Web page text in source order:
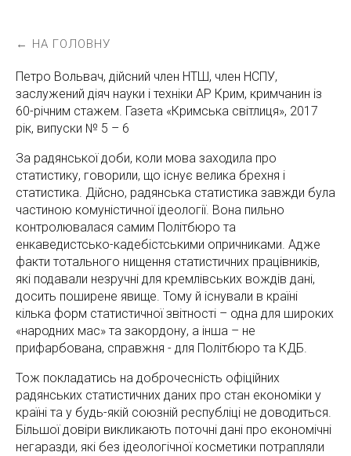
← НА ГОЛОВНУ
Петро Вольвач, дійсний член НТШ, член НСПУ,
заслужений діяч науки і техніки АР Крим, кримчанин із
60-річним стажем. Газета «Кримська світлиця», 2017
рік, випуски № 5 – 6
За радянської доби, коли мова заходила про
статистику, говорили, що існує велика брехня і
статистика. Дійсно, радянська статистика завжди була
частиною комуністичної ідеології. Вона пильно
контролювалася самим Політбюро та
енкаведистсько-кадебістськими опричниками. Адже
факти тотального нищення статистичних працівників,
які подавали незручні для кремлівських вождів дані,
досить поширене явище. Тому й існували в країні
кілька форм статистичної звітності – одна для широких
«народних мас» та закордону, а інша – не
прифарбована, справжня - для Політбюро та КДБ.
Тож покладатись на доброчесність офіційних
радянських статистичних даних про стан економіки у
країні та у будь-якій союзній республіці не доводиться.
Більшої довіри викликають поточні дані про економічні
негаразди, які без ідеологічної косметики потрапляли